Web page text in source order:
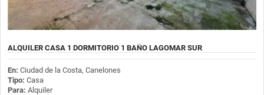
ALQUILER CASA 1 DORMITORIO 1 BAÑO LAGOMAR SUR
En: Ciudad de la Costa, Canelones
Tipo: Casa
Para: Alquiler